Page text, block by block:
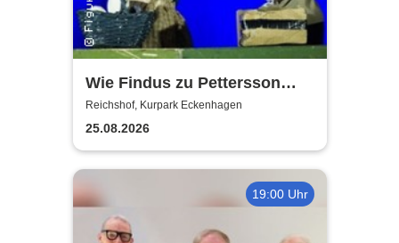
Wie Findus zu Pettersson
kam - Open Air
Figurentheater
Reichshof, Kurpark Eckenhagen
25.08.2026
19:00 Uhr